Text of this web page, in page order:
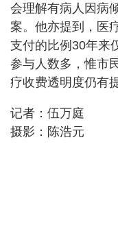
会理解有病人因病
案。他亦提到，医
支付的比例30年来
参与人数多，惟市
疗收费透明度仍有
记者：伍万庭
摄影：陈浩元